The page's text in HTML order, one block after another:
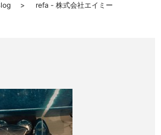
refa - 株式会社エイミー